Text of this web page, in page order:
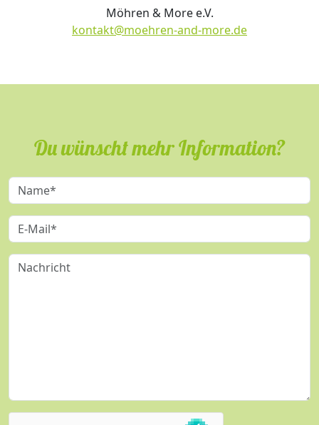
Möhren & More e.V.
kontakt@moehren-and-more.de
Du wünscht mehr Information?
Name*
E-Mail*